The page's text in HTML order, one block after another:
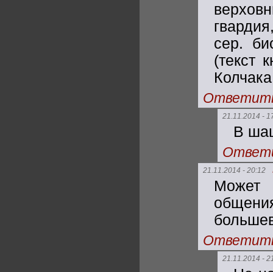
сер.
(текст
21.11.2014 -
В
21.11.2014 - 20:12
Может
21.11.2014 -